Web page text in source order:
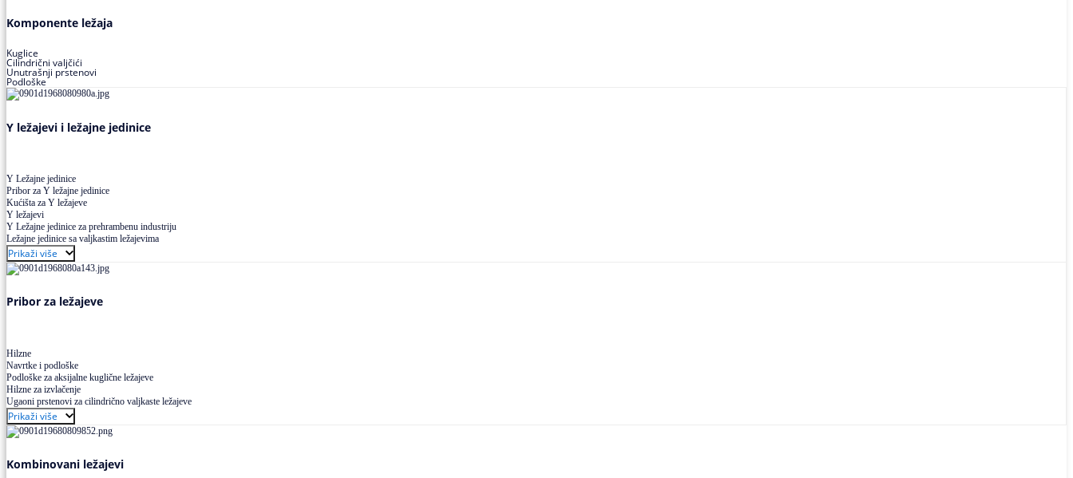
Komponente ležaja
Kuglice
Cilindrični valjčići
Unutrašnji prstenovi
Podloške
Y ležajevi i ležajne jedinice
Y Ležajne jedinice
Pribor za Y ležajne jedinice
Kućišta za Y ležajeve
Y ležajevi
Y Ležajne jedinice za prehrambenu industriju
Ležajne jedinice sa valjkastim ležajevima
Prikaži više
Pribor za ležajeve
Hilzne
Navrtke i podloške
Podloške za aksijalne kuglične ležajeve
Hilzne za izvlačenje
Ugaoni prstenovi za cilindrično valjkaste ležajeve
Prikaži više
Kombinovani ležajevi